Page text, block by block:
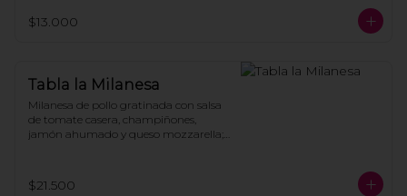
fritas caseras.
$13.000
Tabla la Milanesa
Milanesa de pollo gratinada con salsa
de tomate casera, champiñones,
jamón ahumado y queso mozzarella;
sobre papas fritas.
$21.500